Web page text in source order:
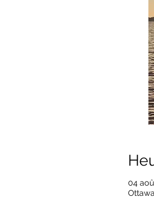
04